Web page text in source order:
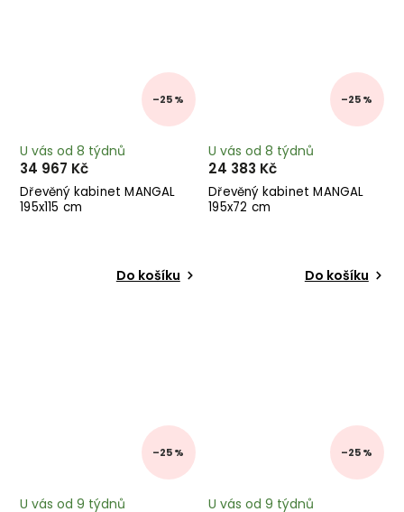
–25 %
Dřevěný kabinet MANGAL
195x115 cm
U vás od 8 týdnů
34 967 Kč
Do košíku
–25 %
Dřevěný kabinet MANGAL
195x72 cm
U vás od 8 týdnů
24 383 Kč
Do košíku
–25 %
U vás od 9 týdnů
–25 %
U vás od 9 týdnů